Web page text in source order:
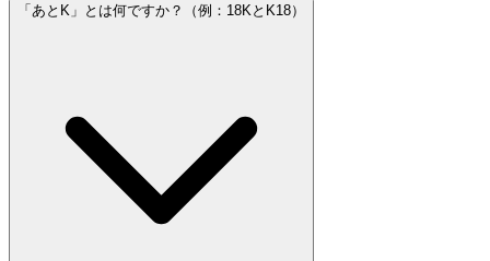
「あとK」とは何ですか？（例：18KとK18）